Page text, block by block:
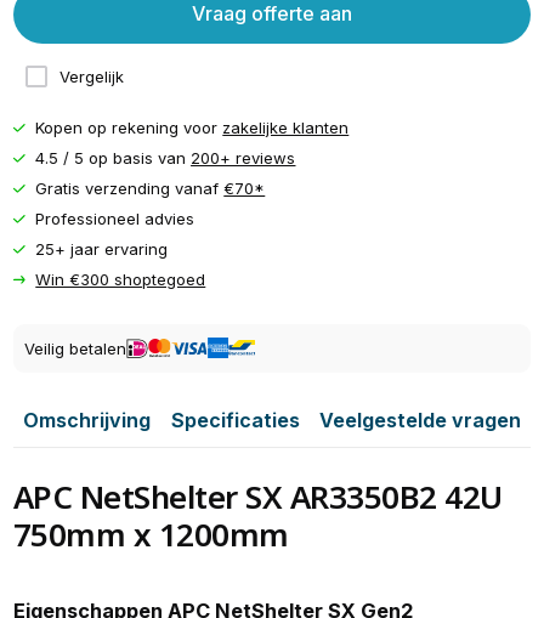
Vergelijk
Vraag offerte aan
Kopen op rekening voor zakelijke klanten
4.5 / 5 op basis van 200+ reviews
Gratis verzending vanaf€70*
Professioneel advies
25+ jaar ervaring
Win €300 shoptegoed
Veilig betalen
Omschrijving Specificaties Veelgestelde vragen
APC NetShelter SX AR3350B2 42U
750mm x 1200mm
Eigenschappen APC NetShelter SX Gen2